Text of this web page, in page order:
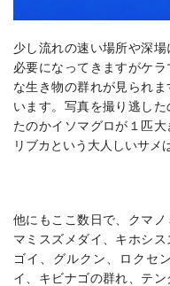
少し流れの速い場所や深
必要になってきますがケ
な生き物の群れが見られ
います。写真を撮り逃し
たのかイソマグロが１匹
リブカという大人しいサメ
他にもここ数日で、クマ
マミスズメダイ、キホシ
ゴイ、グルクン、ロクセ
イ、キビナゴの群れ、テ